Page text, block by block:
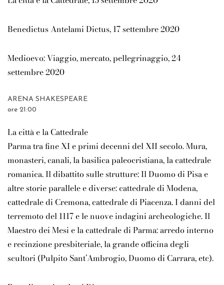
Benedictus Antelami Dictus, 17 settembre 2020
Medioevo: Viaggio, mercato, pellegrinaggio, 24
settembre 2020
ARENA SHAKESPEARE
ore 21:00
La città e la Cattedrale
Parma tra fine XI e primi decenni del XII secolo. Mura,
monasteri, canali, la basilica paleocristiana, la cattedrale
romanica. Il dibattito sulle strutture: Il Duomo di Pisa e
altre storie parallele e diverse: cattedrale di Modena,
cattedrale di Cremona, cattedrale di Piacenza. I danni del
terremoto del 1117 e le nuove indagini archeologiche. Il
Maestro dei Mesi e la cattedrale di Parma: arredo interno
e recinzione presbiteriale, la grande officina degli
scultori (Pulpito Sant’Ambrogio, Duomo di Carrara, etc).